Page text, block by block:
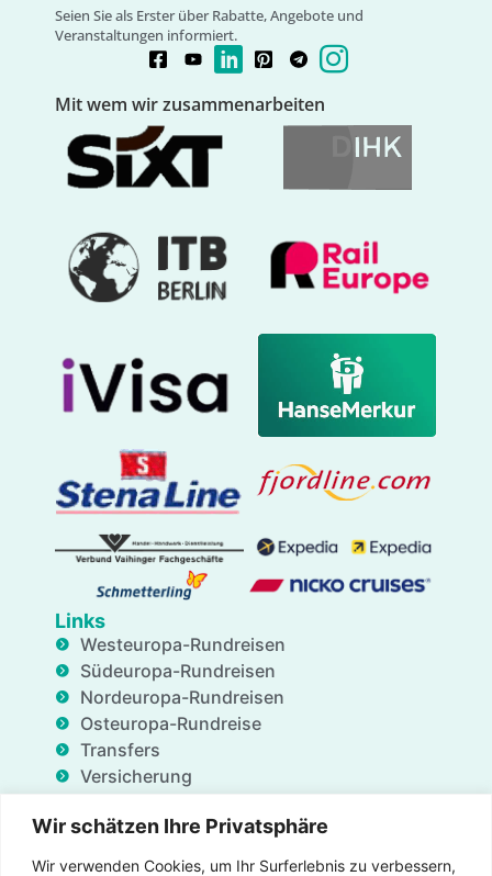
Wir schätzen Ihre Privatsphäre
Wir verwenden Cookies, um Ihr Surferlebnis zu verbessern,
Seien Sie als Erster über Rabatte, Angebote und
Veranstaltungen informiert.
Mit wem wir zusammenarbeiten
Links
Westeuropa-Rundreisen
Südeuropa-Rundreisen
Nordeuropa-Rundreisen
Osteuropa-Rundreise
Transfers
Versicherung
Unterkünfte